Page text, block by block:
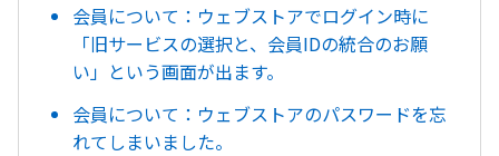
会員について：ウェブストアでログイン時に
「旧サービスの選択と、会員IDの統合のお願
い」という画面が出ます。
会員について：ウェブストアのパスワードを忘
れてしまいました。